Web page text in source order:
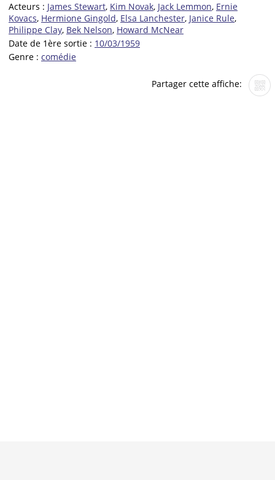
Acteurs : James Stewart, Kim Novak, Jack Lemmon, Ernie
Kovacs, Hermione Gingold, Elsa Lanchester, Janice Rule,
Philippe Clay, Bek Nelson, Howard McNear
Date de 1ère sortie : 10/03/1959
Genre : comédie
Partager cette affiche: